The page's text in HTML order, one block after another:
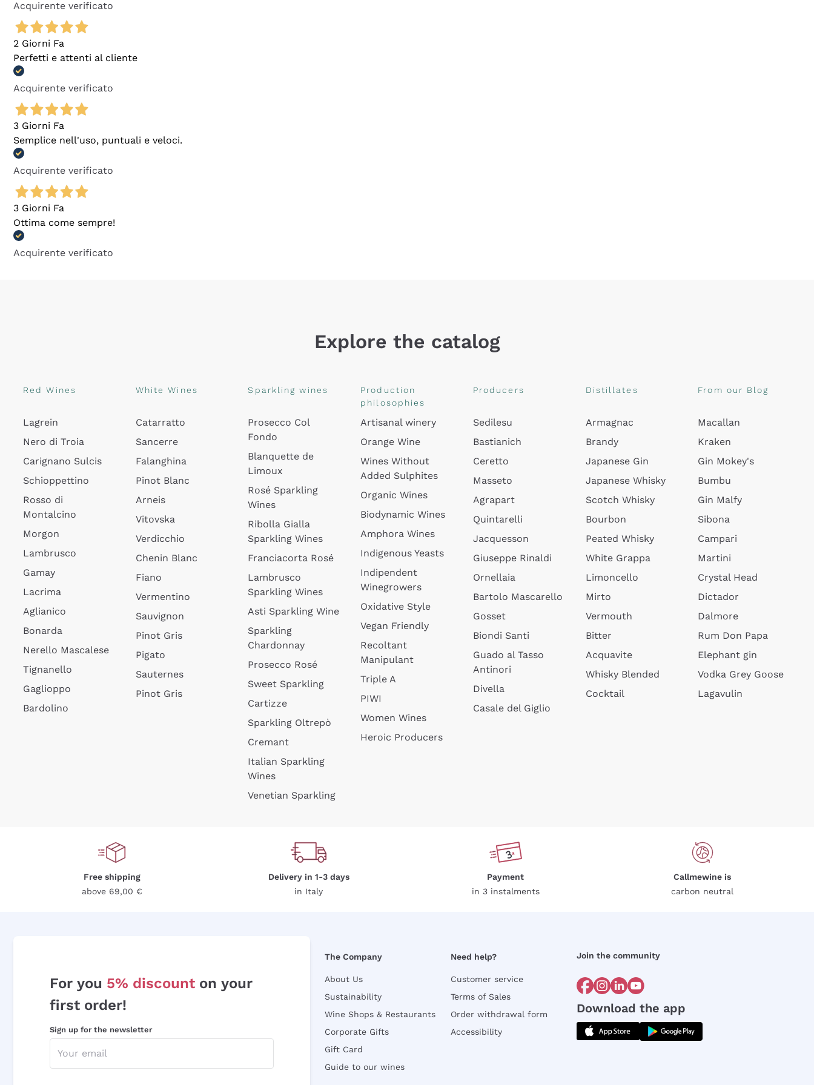
Acquirente verificato
2 Giorni Fa
Perfetti e attenti al cliente
Acquirente verificato
3 Giorni Fa
Semplice nell'uso, puntuali e veloci.
Acquirente verificato
3 Giorni Fa
Ottima come sempre!
Acquirente verificato
Explore the catalog
Red Wines
Lagrein
Nero di Troia
Carignano Sulcis
Schioppettino
Rosso di
Montalcino
Morgon
Lambrusco
Gamay
Lacrima
Aglianico
Bonarda
Nerello Mascalese
Tignanello
Gaglioppo
Bardolino
White Wines
Catarratto
Sancerre
Falanghina
Pinot Blanc
Arneis
Vitovska
Verdicchio
Chenin Blanc
Fiano
Vermentino
Sauvignon
Pinot Gris
Pigato
Sauternes
Pinot Gris
Sparkling wines
Prosecco Col
Fondo
Blanquette de
Limoux
Rosé Sparkling
Wines
Ribolla Gialla
Sparkling Wines
Franciacorta Rosé
Lambrusco
Sparkling Wines
Asti Sparkling Wine
Sparkling
Chardonnay
Prosecco Rosé
Sweet Sparkling
Cartizze
Sparkling Oltrepò
Cremant
Italian Sparkling
Wines
Venetian Sparkling
Production
philosophies
Artisanal winery
Orange Wine
Wines Without
Added Sulphites
Organic Wines
Biodynamic Wines
Amphora Wines
Indigenous Yeasts
Indipendent
Winegrowers
Oxidative Style
Vegan Friendly
Recoltant
Manipulant
Triple A
PIWI
Women Wines
Heroic Producers
Producers
Sedilesu
Bastianich
Ceretto
Masseto
Agrapart
Quintarelli
Jacquesson
Giuseppe Rinaldi
Ornellaia
Bartolo Mascarello
Gosset
Biondi Santi
Guado al Tasso
Antinori
Divella
Casale del Giglio
Distillates
Armagnac
Brandy
Japanese Gin
Japanese Whisky
Scotch Whisky
Bourbon
Peated Whisky
White Grappa
Limoncello
Mirto
Vermouth
Bitter
Acquavite
Whisky Blended
Cocktail
From our Blog
Macallan
Kraken
Gin Mokey's
Bumbu
Gin Malfy
Sibona
Campari
Martini
Crystal Head
Dictador
Dalmore
Rum Don Papa
Elephant gin
Vodka Grey Goose
Lagavulin
Free shipping
above 69,00 €
Delivery in 1-3 days
in Italy
Payment
in 3 instalments
Callmewine is
carbon neutral
For you 5% discount on your
first order!
Sign up for the newsletter
The Company
About Us
Sustainability
Wine Shops & Restaurants
Corporate Gifts
Gift Card
Guide to our wines
Need help?
Customer service
Terms of Sales
Order withdrawal form
Accessibility
Join the community
Download the app